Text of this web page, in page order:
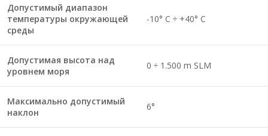
Допустимый диапазон
температуры окружающей
среды
-10° C ÷ +40° C
Допустимая высота над
уровнем моря
0 ÷ 1.500 m SLM
Максимально допустимый
наклон
6°